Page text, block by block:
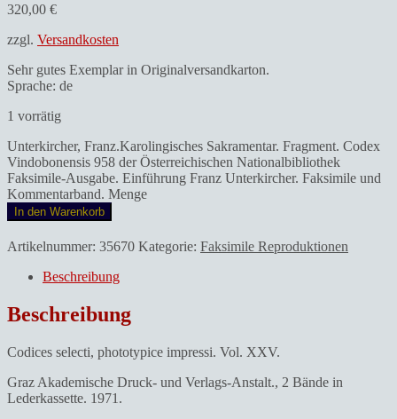
320,00 €
zzgl. Versandkosten
Sehr gutes Exemplar in Originalversandkarton.
Sprache: de
1 vorrätig
Unterkircher, Franz.Karolingisches Sakramentar. Fragment. Codex
Vindobonensis 958 der Österreichischen Nationalbibliothek
Faksimile-Ausgabe. Einführung Franz Unterkircher. Faksimile und
Kommentarband. Menge
In den Warenkorb
Artikelnummer: 35670 Kategorie: Faksimile Reproduktionen
Beschreibung
Beschreibung
Codices selecti, phototypice impressi. Vol. XXV.
Graz Akademische Druck- und Verlags-Anstalt., 2 Bände in
Lederkassette. 1971.